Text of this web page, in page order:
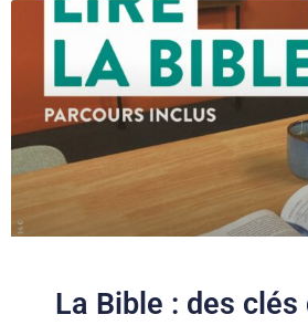
La Bible : des